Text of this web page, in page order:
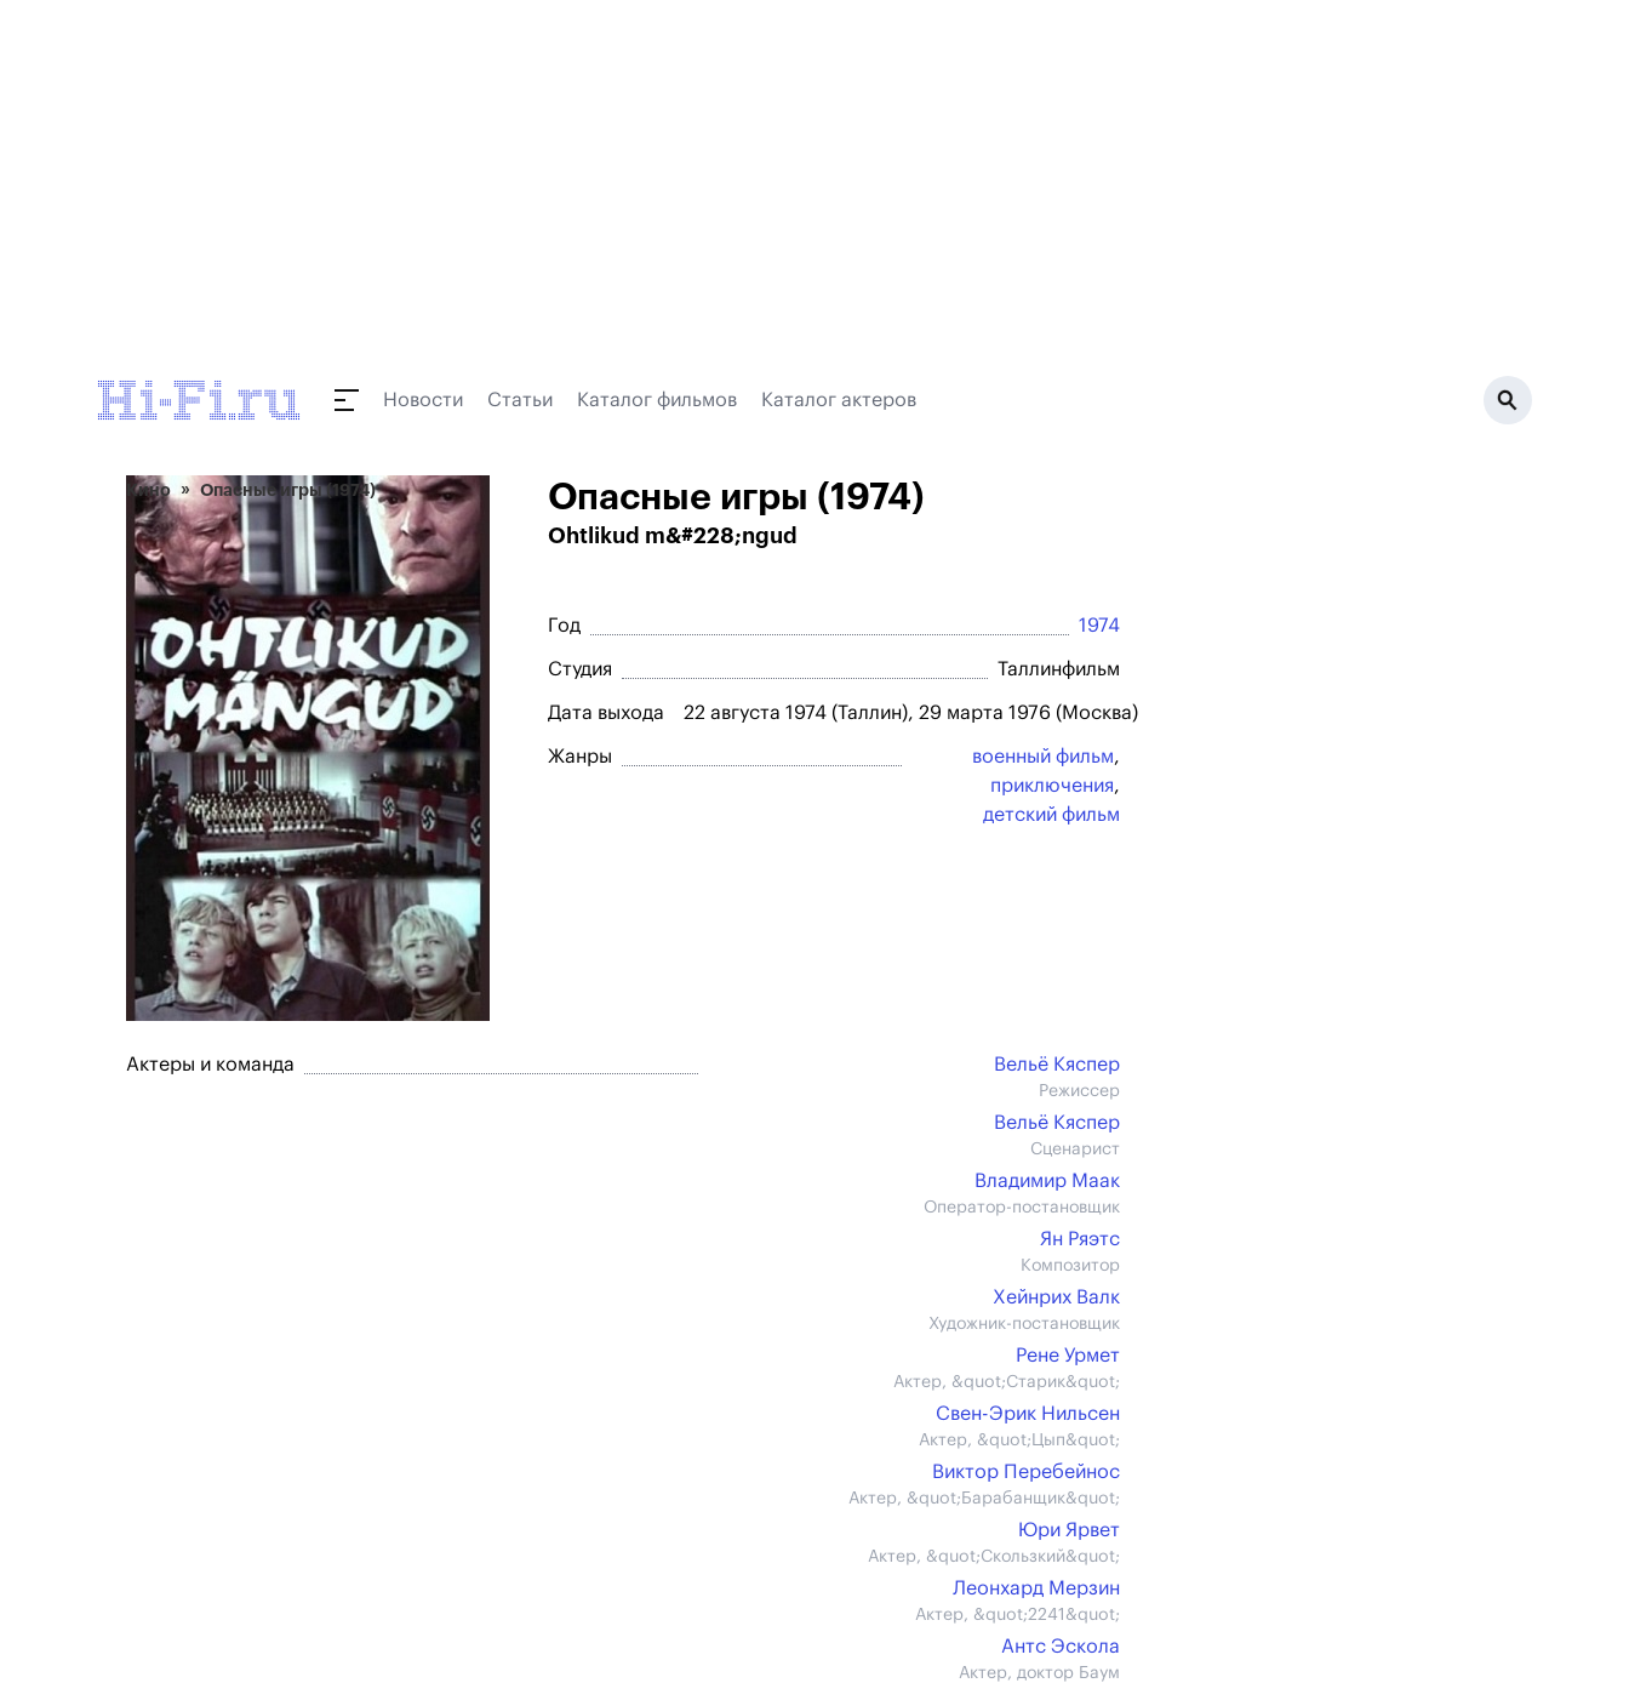
Новости Статьи Каталог фильмов Каталог актеров
Кино Опасные игры (1974) Опасные игры (1974)
Ohtlikud m&#228;ngud
Год 1974
Студия Таллинфильм
Дата выхода 22 августа 1974 (Таллин), 29 марта 1976 (Москва)
Жанры военный фильм,
приключения,
детский фильм
Актеры и команда Вельё Кяспер
Режиссер
Вельё Кяспер
Сценарист
Владимир Маак
Оператор-постановщик
Ян Ряэтс
Композитор
Хейнрих Валк
Художник-постановщик
Рене Урмет
Актер, &quot;Старик&quot;
Свен-Эрик Нильсен
Актер, &quot;Цып&quot;
Виктор Перебейнос
Актер, &quot;Барабанщик&quot;
Юри Ярвет
Актер, &quot;Скользкий&quot;
Леонхард Мерзин
Актер, &quot;2241&quot;
Антс Эскола
Актер, доктор Баум